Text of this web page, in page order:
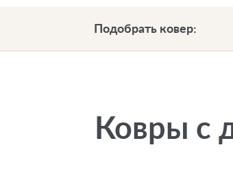
Подобрать ковер:
Ковры с